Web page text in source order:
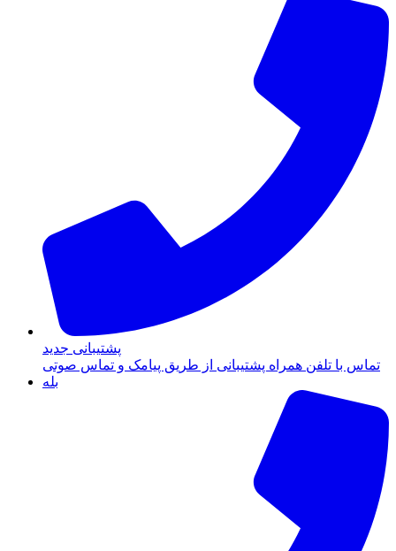
پشتیبانی جدید
تماس با تلفن همراه پشتیبانی از طریق پیامک و تماس صوتی
بله